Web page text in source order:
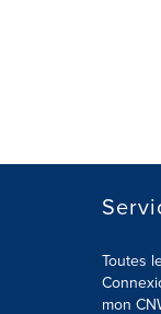
Toutes
mon